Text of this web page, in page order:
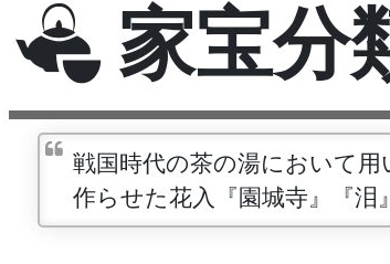
家宝分
戦国時代の茶の湯において
作らせた花入『園城寺』『泪